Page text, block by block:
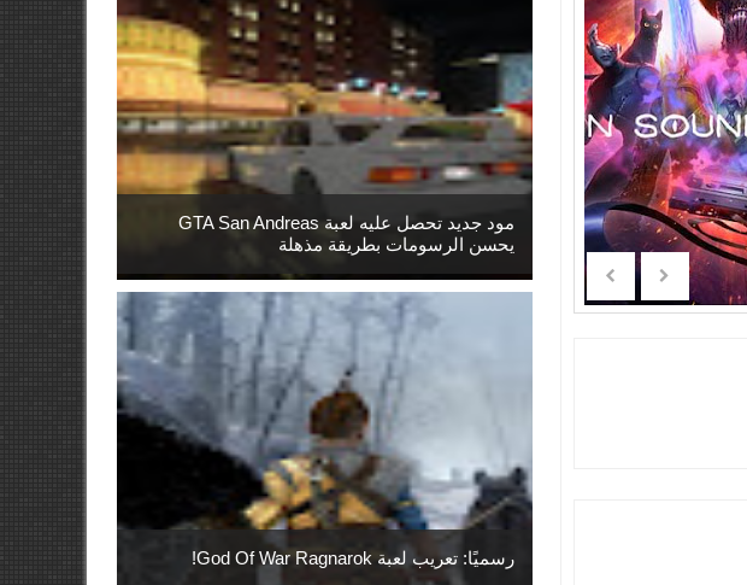
مود جديد تحصل عليه لعبة GTA San Andreas
يحسن الرسومات بطريقة مذهلة
رسميًا: تعريب لعبة God Of War Ragnarok!